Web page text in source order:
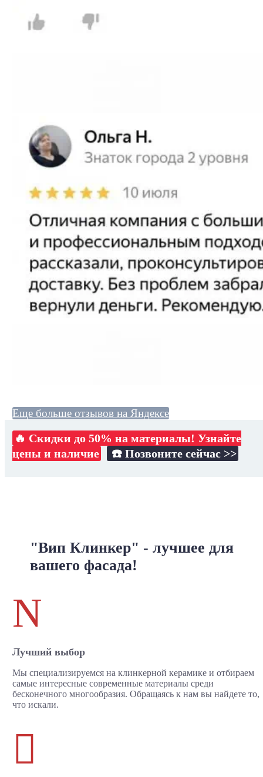
Еще больше отзывов на Яндексе
🔥 Скидки до 50% на материалы! Узнайте
цены и наличие
☎️ Позвоните сейчас >>
"Вип Клинкер" - лучшее для
вашего фасада!
N
Лучший выбор
Мы специализируемся на клинкерной керамике и отбираем
самые интересные современные материалы среди
бесконечного многообразия. Обращаясь к нам вы найдете то,
что искали.
